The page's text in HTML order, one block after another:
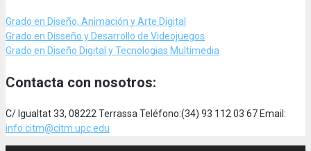
Grado en Diseño, Animación y Arte Digital
Grado en Disseño y Desarrollo de Videojuegos
Grado en Diseño Digital y Tecnologias Multimedia
Contacta con nosotros:
C/ Igualtat 33, 08222 Terrassa Teléfono:(34) 93 112 03 67 Email:
info.citm@citm.upc.edu